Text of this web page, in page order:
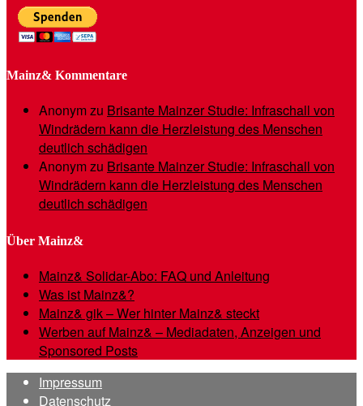
Mainz& Kommentare
Anonymzu Brisante Mainzer Studie: Infraschall von
Windrädern kann die Herzleistung des Menschen
deutlich schädigen
Anonymzu Brisante Mainzer Studie: Infraschall von
Windrädern kann die Herzleistung des Menschen
deutlich schädigen
Über Mainz&
Mainz& Solidar-Abo: FAQ und Anleitung
Was ist Mainz&?
Mainz& gik – Wer hinter Mainz& steckt
Werben auf Mainz& – Mediadaten, Anzeigen und
Sponsored Posts
Impressum
Datenschutz